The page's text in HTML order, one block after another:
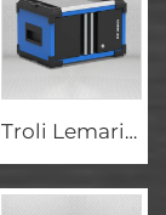
Troli Lemari Peralatan GL2101 dengan Kastor Putar, Kotak Peralatan Modular